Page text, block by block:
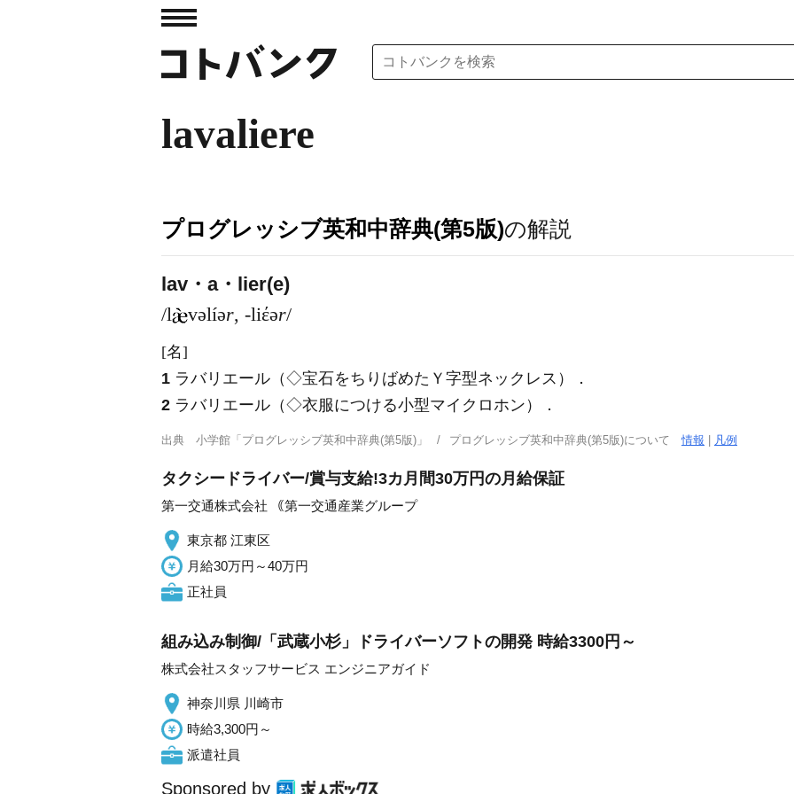
lavaliere
プログレッシブ英和中辞典(第5版)の解説
lav・a・lier(e)
/l vəlíər, -liέər/
[名]
1 ラバリエール（◇宝石をちりばめたＹ字型ネックレス）
．
2 ラバリエール（◇衣服につける小型マイクロホン） ．
出典 小学館「プログレッシブ英和中辞典(第5版)」 プログレッシブ英和中辞典(第5版)について情報 凡例
タクシードライバー/賞与支給!3カ月間30万円の月給保証
第一交通株式会社 ｟第一交通産業グループ
東京都 江東区
月給30万円～40万円
正社員
組み込み制御/「武蔵小杉」ドライバーソフトの開発 時給3300円～
株式会社スタッフサービス エンジニアガイド
神奈川県 川崎市
時給3,300円～
派遣社員
Sponsored by